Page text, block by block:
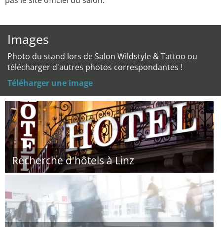
Images
Photo du stand lors de Salon Wildstyle & Tattoo ou
télécharger d'autres photos correspondantes !
Téléharger une image
Recherche d'hôtels à Linz